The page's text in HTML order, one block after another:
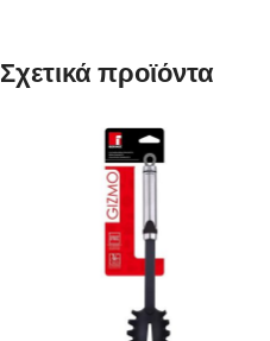
Σχετικά προϊόντα